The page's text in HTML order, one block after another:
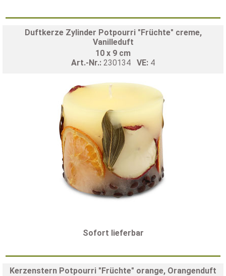
Duftkerze Zylinder Potpourri "Früchte" creme,
Vanilleduft
10 x 9 cm
Art.-Nr.: 230134 VE: 4
Sofort lieferbar
Kerzenstern Potpourri "Früchte" orange, Orangenduft